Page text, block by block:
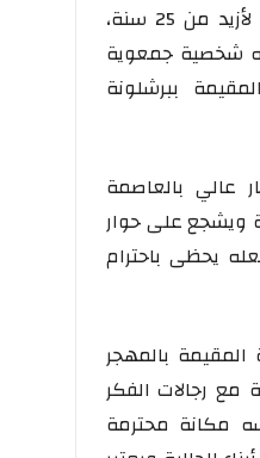
كما سيتم تكريم المهاجر المغربي “أحمد النعومي” المقيم في إسبانيا لأزيد من 25 سنة،
شخصية جمعوية
ببرشلونة
عالي بالعاصمة
ويشجع على حوار
يحظى باحترام
بالمهجر
مع رجالات الفكر
مكانة محترمة